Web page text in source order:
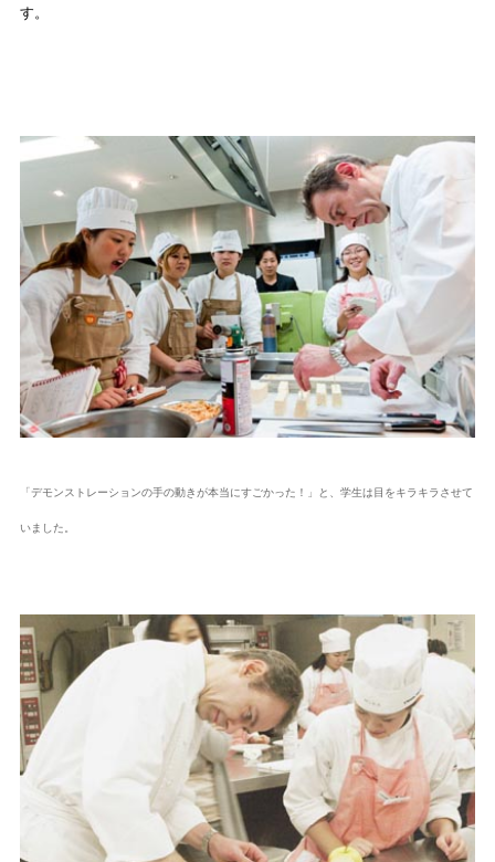
す。
「デモンストレーションの手の動きが本当にすごかった！」と、学生は目をキラキラさせて
いました。